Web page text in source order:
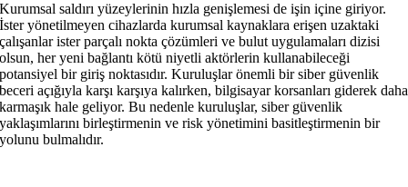
Kurumsal saldırı yüzeylerinin hızla genişlemesi de işin içine giriyor.
İster yönetilmeyen cihazlarda kurumsal kaynaklara erişen uzaktaki
çalışanlar ister parçalı nokta çözümleri ve bulut uygulamaları dizisi
olsun, her yeni bağlantı kötü niyetli aktörlerin kullanabileceği
potansiyel bir giriş noktasıdır. Kuruluşlar önemli bir siber güvenlik
beceri açığıyla karşı karşıya kalırken, bilgisayar korsanları giderek daha
karmaşık hale geliyor. Bu nedenle kuruluşlar, siber güvenlik
yaklaşımlarını birleştirmenin ve risk yönetimini basitleştirmenin bir
yolunu bulmalıdır.